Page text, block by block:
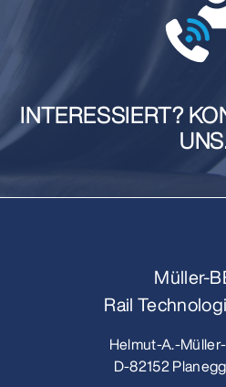
INTERESSIERT?
Müller-
Rail
Helmut-A.-
D-82152